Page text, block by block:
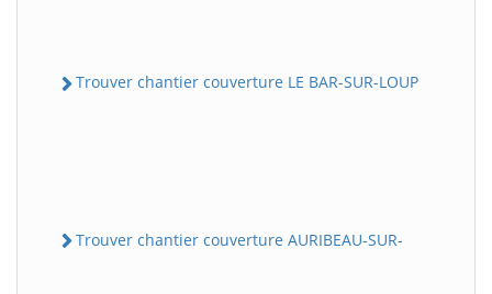
Trouver chantier couverture LE BAR-SUR-LOUP
Trouver chantier couverture AURIBEAU-SUR-